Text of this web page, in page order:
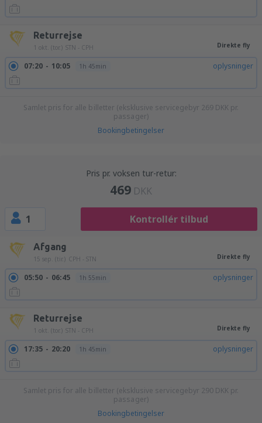
Returrejse
1 okt. (tor.) STN - CPH Direkte fly
07:20 10:05 1h 45min oplysninger
Samlet pris for alle billetter (eksklusive servicegebyr 269 DKK pr.
passager)
Bookingbetingelser
Pris pr. voksen tur-retur:
469 DKK
1 Kontrollér tilbud
Afgang
15 sep. (tir.) CPH - STN Direkte fly
05:50 06:45 1h 55min oplysninger
Returrejse
1 okt. (tor.) STN - CPH Direkte fly
17:35 20:20 1h 45min oplysninger
Samlet pris for alle billetter (eksklusive servicegebyr 290 DKK pr.
passager)
Bookingbetingelser